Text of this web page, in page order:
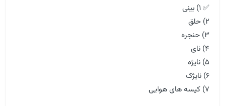
✅ ۱) بینی
۲) حلق
۳) حنجره
۴) نای
۵) نایژه
۶) نایژک
۷) کیسه های هوایی